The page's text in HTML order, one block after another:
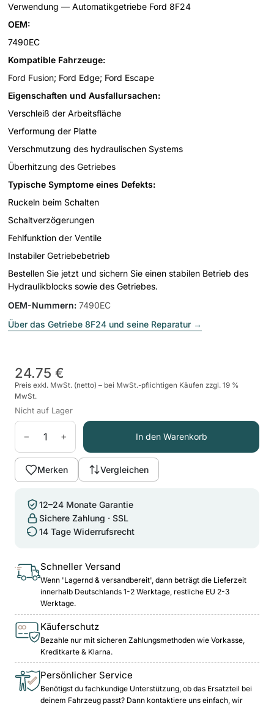
Verwendung — Automatikgetriebe Ford 8F24
OEM:
7490EC
Kompatible Fahrzeuge:
Ford Fusion; Ford Edge; Ford Escape
Eigenschaften und Ausfallursachen:
Verschleiß der Arbeitsfläche
Verformung der Platte
Verschmutzung des hydraulischen Systems
Überhitzung des Getriebes
Typische Symptome eines Defekts:
Ruckeln beim Schalten
Schaltverzögerungen
Fehlfunktion der Ventile
Instabiler Getriebebetrieb
Bestellen Sie jetzt und sichern Sie einen stabilen Betrieb des
Hydraulikblocks sowie des Getriebes.
OEM-Nummern: 7490EC
Über das Getriebe 8F24 und seine Reparatur →
24.75 €
Preis exkl. MwSt. (netto) – bei MwSt.-pflichtigen Käufen zzgl. 19 %
MwSt.
Nicht auf Lager
− + In den Warenkorb
Merken Vergleichen
12–24 Monate Garantie
Sichere Zahlung · SSL
14 Tage Widerrufsrecht
Schneller Versand
Wenn 'Lagernd & versandbereit', dann beträgt die Lieferzeit
innerhalb Deutschlands 1-2 Werktage, restliche EU 2-3
Werktage.
Käuferschutz
Bezahle nur mit sicheren Zahlungsmethoden wie Vorkasse,
Kreditkarte & Klarna.
Persönlicher Service
Benötigst du fachkundige Unterstützung, ob das Ersatzteil bei
deinem Fahrzeug passt? Dann kontaktiere uns einfach, wir